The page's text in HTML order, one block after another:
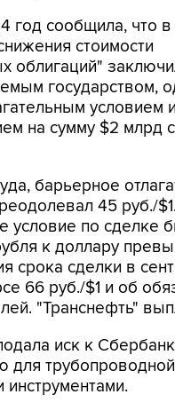
год сообщила, что в
стоимости
облигаций"
государством,
на сумму $2 млрд
барьерное
45 руб./
условие по сделке
к доллару
срока сделки в
66 руб./$1 и об
"Транснефть"
иск к
для